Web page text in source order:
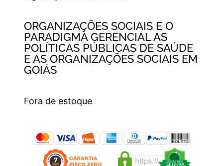
ORGANIZAÇÕES SOCIAIS E O
PARADIGMA GERENCIAL AS
POLÍTICAS PÚBLICAS DE SAÚDE
E AS ORGANIZAÇÕES SOCIAIS EM
GOIÁS
Fora de estoque